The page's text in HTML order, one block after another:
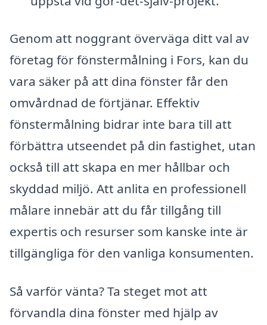
Genom att noggrant överväga ditt val av
företag för fönstermålning i Fors, kan du
vara säker på att dina fönster får den
omvårdnad de förtjänar. Effektiv
fönstermålning bidrar inte bara till att
förbättra utseendet på din fastighet, utan
också till att skapa en mer hållbar och
skyddad miljö. Att anlita en professionell
målare innebär att du får tillgång till
expertis och resurser som kanske inte är
tillgängliga för den vanliga konsumenten.
Så varför vänta? Ta steget mot att
förvandla dina fönster med hjälp av